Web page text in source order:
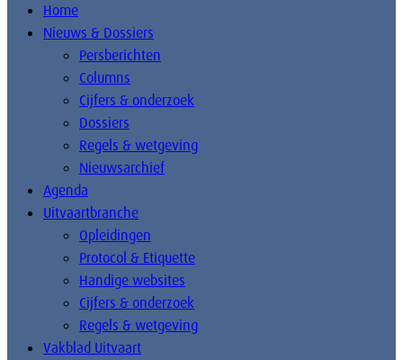
Home
Nieuws & Dossiers
Persberichten
Columns
Cijfers & onderzoek
Dossiers
Regels & wetgeving
Nieuwsarchief
Agenda
Uitvaartbranche
Opleidingen
Protocol & Etiquette
Handige websites
Cijfers & onderzoek
Regels & wetgeving
Vakblad Uitvaart